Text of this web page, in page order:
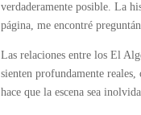
verdaderamente posible. La
página, me encontré
Las relaciones entre los El
sienten profundamente
hace que la escena sea